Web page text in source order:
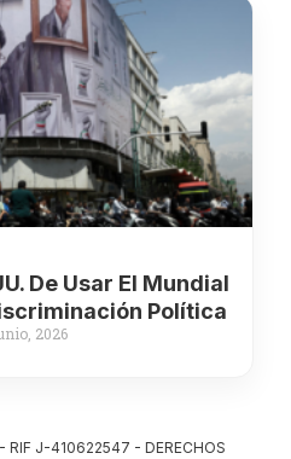
De Usar El Mundial
Política
2026
RIF J-410622547 - DERECHOS